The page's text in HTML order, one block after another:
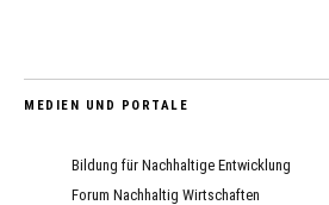
MEDIEN UND PORTALE
Bildung für Nachhaltige Entwicklung
Forum Nachhaltig Wirtschaften